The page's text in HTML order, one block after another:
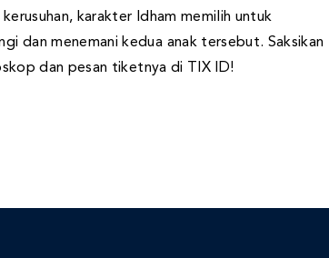
karakter Idham memilih untuk
dan menemani kedua anak tersebut. Saksikan
dan pesan tiketnya di TIX ID!